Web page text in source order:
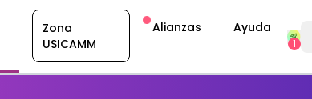
Zona
USICAMM
Alianzas Ayuda
1